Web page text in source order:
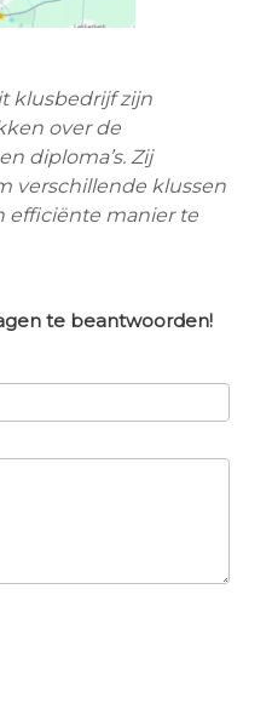
klusbedrijf zijn
over de
diploma’s. Zij
verschillende klussen
efficiënte manier te
te beantwoorden!